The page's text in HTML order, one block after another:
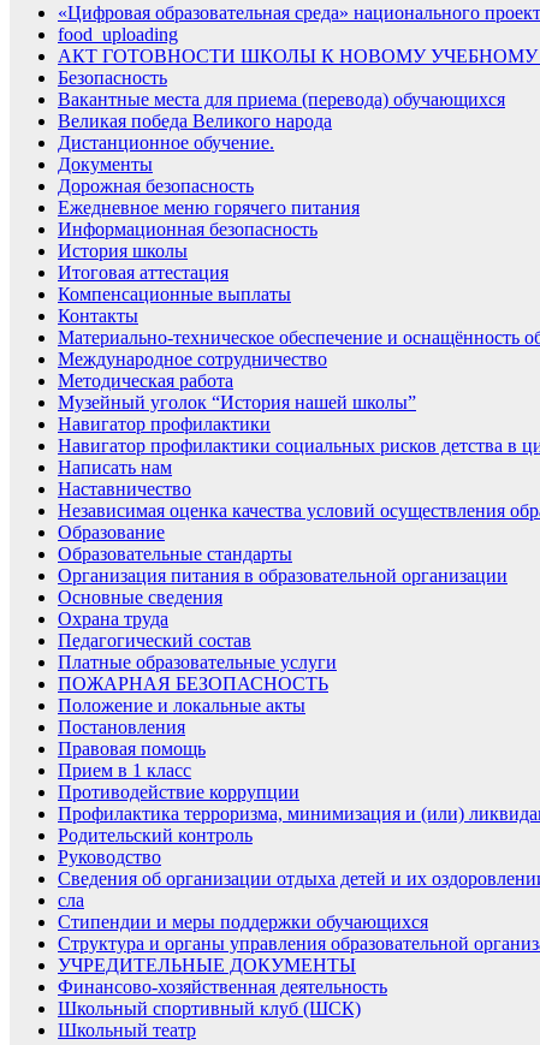
«Цифровая образовательная среда» национального
food_uploading
АКТ ГОТОВНОСТИ ШКОЛЫ К НОВОМУ УЧЕБНОМУ
Безопасность
Вакантные места для приема (перевода) обучающихся
Великая победа Великого народа
Дистанционное обучение.
Документы
Дорожная безопасность
Ежедневное меню горячего питания
Информационная безопасность
История школы
Итоговая аттестация
Компенсационные выплаты
Контакты
Материально-техническое обеспечение и оснащённость
Международное сотрудничество
Методическая работа
Музейный уголок “История нашей школы”
Навигатор профилактики
Навигатор профилактики социальных рисков детства в
Написать нам
Наставничество
Независимая оценка качества условий осуществления
Образование
Образовательные стандарты
Организация питания в образовательной организации
Основные сведения
Охрана труда
Педагогический состав
Платные образовательные услуги
ПОЖАРНАЯ БЕЗОПАСНОСТЬ
Положение и локальные акты
Постановления
Правовая помощь
Прием в 1 класс
Противодействие коррупции
Профилактика терроризма, минимизация и (или)
Родительский контроль
Руководство
Сведения об организации отдыха детей и их
сла
Стипендии и меры поддержки обучающихся
Структура и органы управления образовательной
УЧРЕДИТЕЛЬНЫЕ ДОКУМЕНТЫ
Финансово-хозяйственная деятельность
Школьный спортивный клуб (ШСК)
Школьный театр